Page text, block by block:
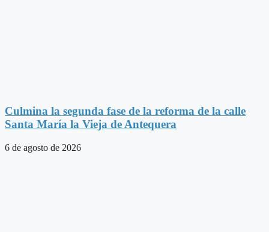
Culmina la segunda fase de la reforma de la calle
Santa María la Vieja de Antequera
6 de agosto de 2026